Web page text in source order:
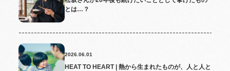
とは…？
2026.06.01
HEAT TO HEART | 熱から生まれたものが、人と人と